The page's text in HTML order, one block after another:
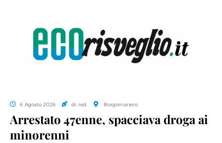
6 Agosto 2026 di red. Borgomanero
Arrestato 47enne, spacciava droga ai
minorenni